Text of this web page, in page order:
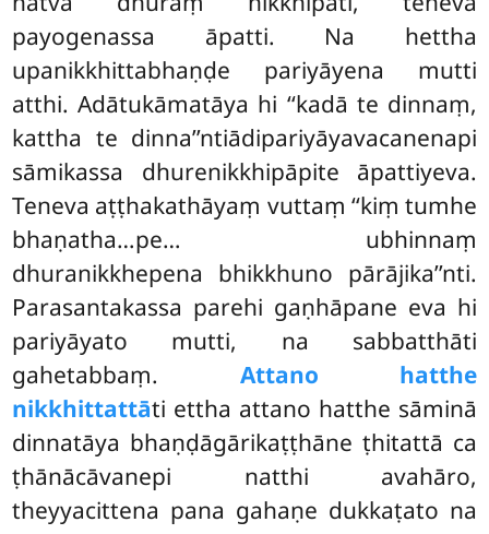
payogenassa āpatti. Na hettha
upanikkhittabhaṇḍe pariyāyena mutti
atthi. Adātukāmatāya hi ‘‘kadā te dinnaṃ,
kattha te dinna’’ntiādipariyāyavacanenapi
sāmikassa dhurenikkhipāpite āpattiyeva.
Teneva aṭṭhakathāyaṃ vuttaṃ ‘‘kiṃ tumhe
bhaṇatha…pe… ubhinnaṃ
dhuranikkhepena bhikkhuno pārājika’’nti.
Parasantakassa parehi gaṇhāpane eva hi
pariyāyato mutti, na sabbatthāti
gahetabbaṃ. Attano hatthe
nikkhittattāti ettha attano hatthe sāminā
dinnatāya bhaṇḍāgārikaṭṭhāne ṭhitattā ca
ṭhānācāvanepi natthi avahāro,
theyyacittena pana gahaṇe dukkaṭato na